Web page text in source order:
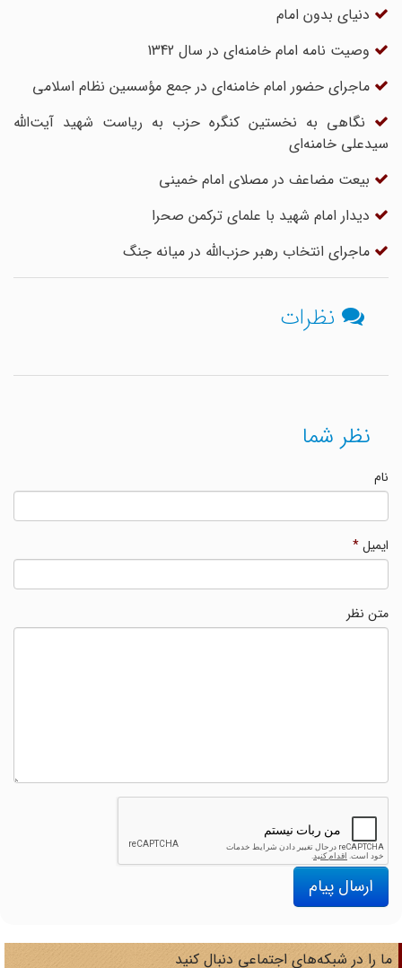
دنیای بدون امام
وصیت نامه امام خامنه‌ای در سال 1342
ماجرای حضور امام ‌خامنه‌ای در جمع مؤسسین نظام اسلامی
نگاهی به نخستین کنگره حزب به ریاست شهید آیت‌الله
سیدعلی خامنه‌ای
بیعت مضاعف در مصلای امام خمینی
دیدار امام شهید با علمای ترکمن صحرا
ماجرای انتخاب رهبر حزب‌الله در میانه جنگ
نظرات
نظر شما
ایمیل*
متن نظر
ارسال پیام
را در شبکه‌های اجتماعی دنبال کنید